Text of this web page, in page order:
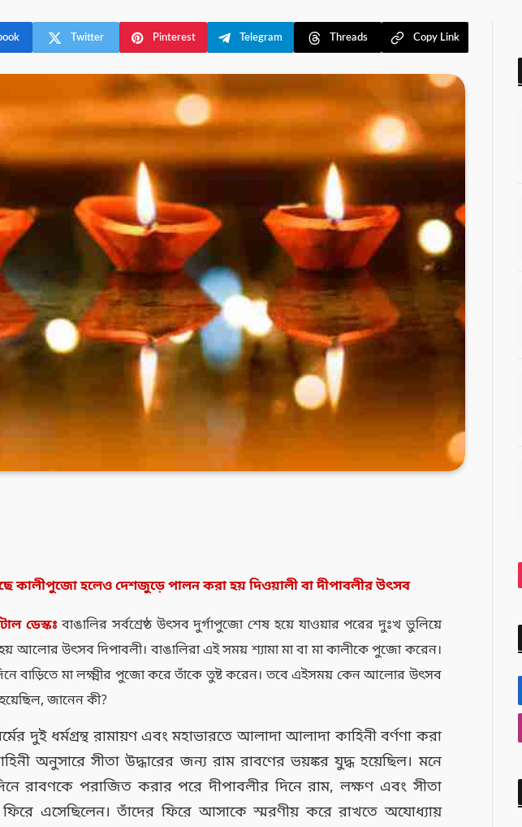
Twitter Pinterest Telegram Threads Copy Link
কালীপুজো হলেও দেশজুড়ে পালন করা হয় দিওয়ালী বা দীপাবলীর উৎসব
ডেস্কঃ বাঙালির সর্বশ্রেষ্ঠ উৎসব দুর্গাপুজো শেষ হয়ে যাওয়ার পরের দুঃখ ভুলিয়ে
আলোর উৎসব দিপাবলী। বাঙালিরা এই সময় শ্যামা মা বা মা কালীকে পুজো করেন।
বাড়িতে মা লক্ষ্মীর পুজো করে তাঁকে তুষ্ট করেন। তবে এইসময় কেন আলোর উৎসব
জানেন কী?
দুই ধর্মগ্রন্থ রামায়ণ এবং মহাভারতে আলাদা আলাদা কাহিনী বর্ণণা করা
অনুসারে সীতা উদ্ধারের জন্য রাম রাবণের ভয়ঙ্কর যুদ্ধ হয়েছিল। মনে
রাবণকে পরাজিত করার পরে দীপাবলীর দিনে রাম, লক্ষণ এবং সীতা
ফিরে এসেছিলেন। তাঁদের ফিরে আসাকে স্মরণীয় করে রাখতে অযোধ্যায়